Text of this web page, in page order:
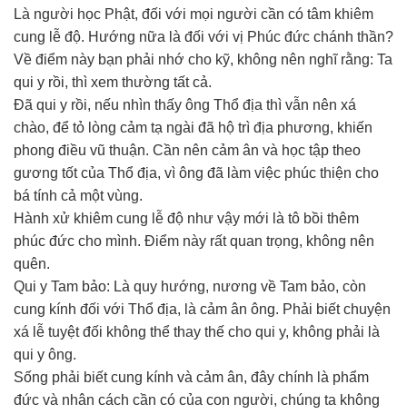
Là người học Phật, đối với mọi người cần có tâm khiêm
cung lễ độ. Hướng nữa là đối với vị Phúc đức chánh thần?
Về điểm này bạn phải nhớ cho kỹ, không nên nghĩ rằng: Ta
qui y rồi, thì xem thường tất cả.
Đã qui y rồi, nếu nhìn thấy ông Thổ địa thì vẫn nên xá
chào, để tỏ lòng cảm tạ ngài đã hộ trì địa phương, khiến
phong điều vũ thuận. Cần nên cảm ân và học tập theo
gương tốt của Thổ địa, vì ông đã làm việc phúc thiện cho
bá tính cả một vùng.
Hành xử khiêm cung lễ độ như vậy mới là tô bồi thêm
phúc đức cho mình. Điểm này rất quan trọng, không nên
quên.
Qui y Tam bảo: Là quy hướng, nương về Tam bảo, còn
cung kính đối với Thổ địa, là cảm ân ông. Phải biết chuyện
xá lễ tuyệt đối không thể thay thế cho qui y, không phải là
qui y ông.
Sống phải biết cung kính và cảm ân, đây chính là phẩm
đức và nhân cách cần có của con người, chúng ta không